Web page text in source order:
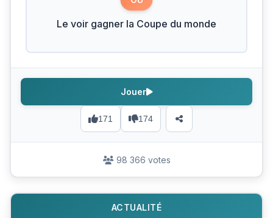
Le voir gagner la Coupe du monde
171 174
Jouer
98 366 votes
ACTUALITÉ